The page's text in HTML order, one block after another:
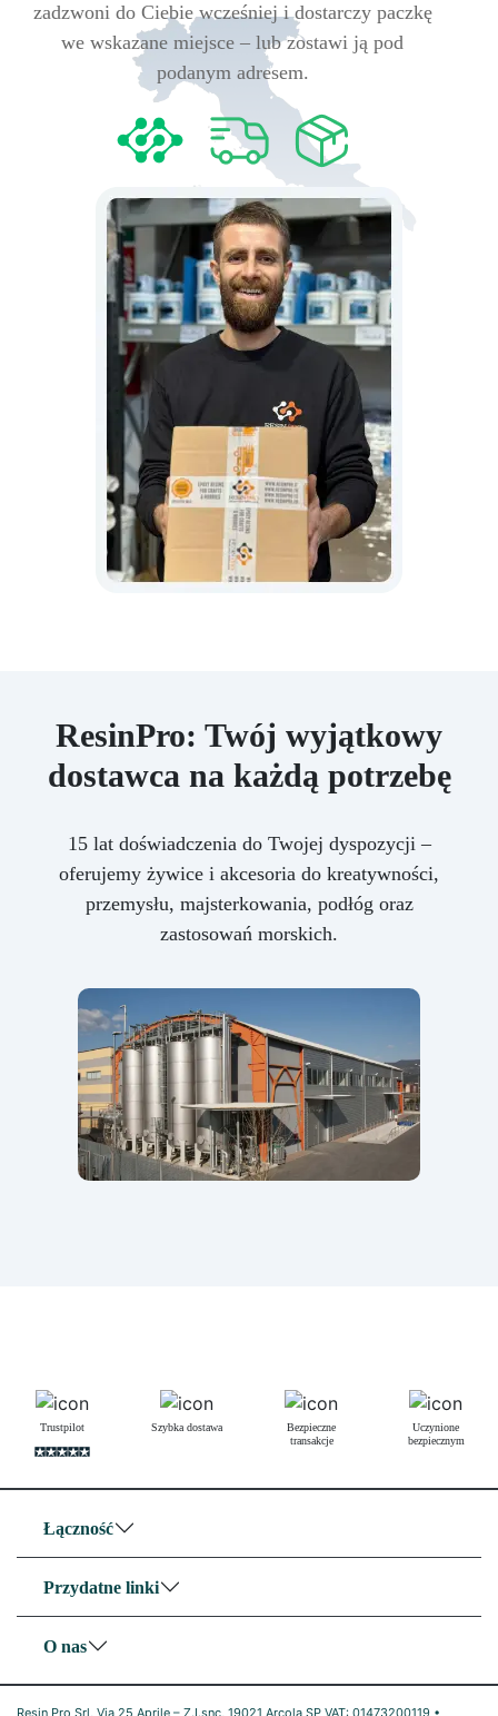
zadzwoni do Ciebie wcześniej i dostarczy paczkę
we wskazane miejsce – lub zostawi ją pod
podanym adresem.
ResinPro: Twój wyjątkowy
dostawca na każdą potrzebę
15 lat doświadczenia do Twojej dyspozycji –
oferujemy żywice i akcesoria do kreatywności,
przemysłu, majsterkowania, podłóg oraz
zastosowań morskich.
Trustpilot Szybka dostawa
Bezpieczne
transakcje
Uczynione
bezpiecznym
Łączność
Przydatne linki
O nas
Resin Pro Srl, Via 25 Aprile – Z.I.snc, 19021 Arcola SP VAT: 01473200119 •